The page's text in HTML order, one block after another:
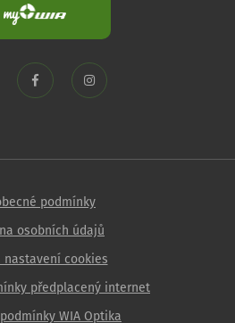
podmínky
osobních údajů
nastavení cookies
předplacený internet
WIA Optika